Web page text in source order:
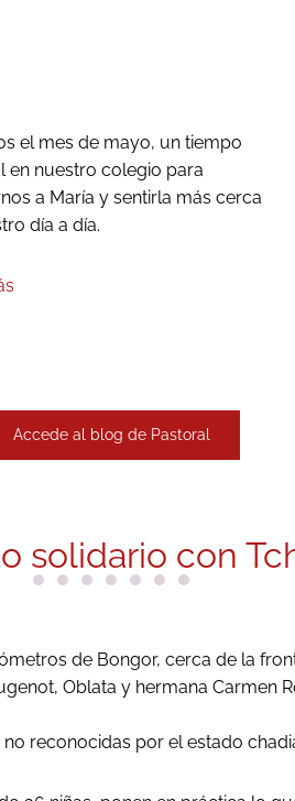
el mes de mayo, un tiempo
en nuestro colegio para
a María y sentirla más cerca
día a día.
Accede al blog de Pastoral
solidario con
de Bongor, cerca de la
Oblata y hermana Carmen
reconocidas por el estado